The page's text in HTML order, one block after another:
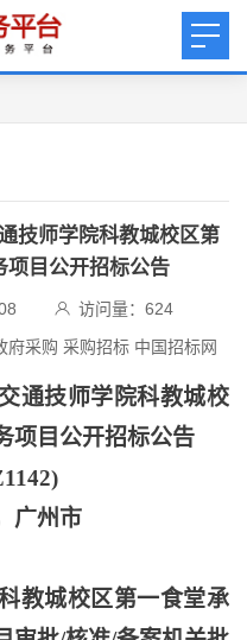
技师学院科教城校区第
项目公开招标公告
访问量： 624
采购 采购招标 中国招标网
通技师学院科教城校
项目公开招标公告
广州市
教城校区第一食堂承